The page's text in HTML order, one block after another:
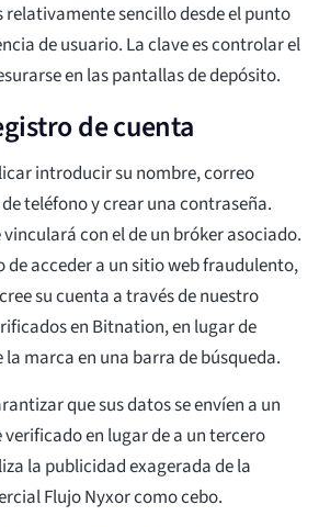
relativamente sencillo desde el punto
de usuario. La clave es controlar el
en las pantallas de depósito.
de cuenta
introducir su nombre, correo
teléfono y crear una contraseña.
vinculará con el de un bróker asociado.
de acceder a un sitio web fraudulento,
su cuenta a través de nuestro
en Bitnation, en lugar de
marca en una barra de búsqueda.
que sus datos se envíen a un
en lugar de a un tercero
la publicidad exagerada de la
Flujo Nyxor como cebo.